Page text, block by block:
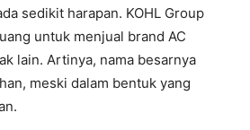
sedikit harapan. KOHL Group
untuk menjual brand AC
lain. Artinya, nama besarnya
meski dalam bentuk yang